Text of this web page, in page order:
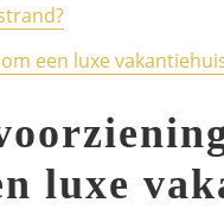
een luxe
luxe